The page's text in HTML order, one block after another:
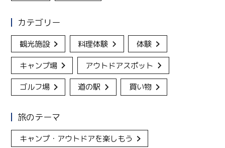
カテゴリー
観光施設 料理体験 体験
キャンプ場 アウトドアスポット
ゴルフ場 道の駅 買い物
旅のテーマ
キャンプ・アウトドアを楽しもう